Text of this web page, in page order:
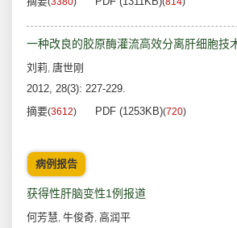
一种改良的胶原酶灌流高效分离肝细胞技
刘莉, 唐世刚
2012, 28(3): 227-229.
摘要(3612) PDF (1253KB)(720)
病例报告
获得性肝脑变性1例报道
何芳慧, 牛俊奇, 高润平